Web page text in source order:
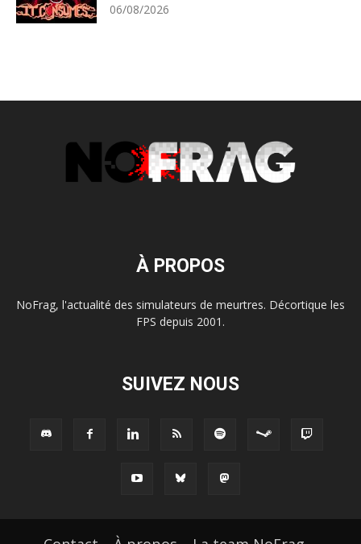
06/08/2026
À PROPOS
NoFrag, l'actualité des simulateurs de meurtres. Décortique les
FPS depuis 2001.
SUIVEZ NOUS